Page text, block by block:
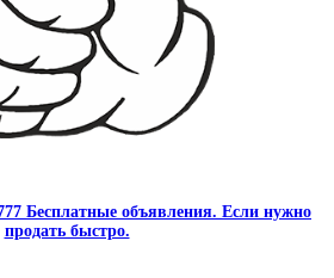
Бесплатные объявления. Если нужно
продать быстро.